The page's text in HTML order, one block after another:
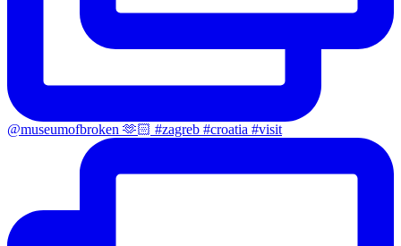
@museumofbroken 🫶🏻 #zagreb #croatia #visit